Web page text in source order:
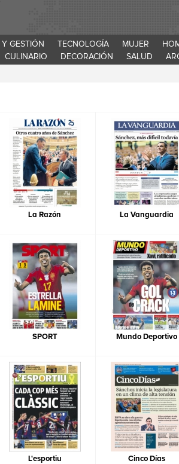
GESTIÓN TECNOLOGÍA MUJER
CULINARIO DECORACIÓN SALUD
La Razón La Vanguardia
SPORT Mundo Deportivo
L'esportiu Cinco Días